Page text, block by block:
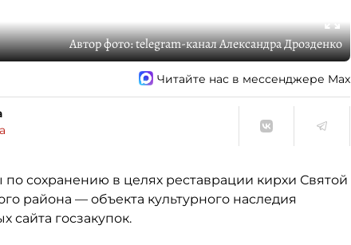
Автор фото:telegram-канал Александра Дрозденко
Читайте нас в мессенджере Max
сохранению в целях реставрации кирхи Святой
района — объекта культурного наследия
сайта госзакупок.